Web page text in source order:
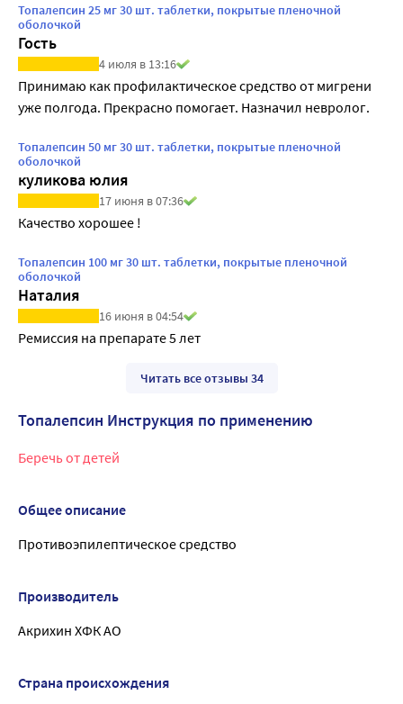
Топалепсин 25 мг 30 шт. таблетки, покрытые пленочной
оболочкой
Гость
4 июля в 13:16
Принимаю как профилактическое средство от мигрени
уже полгода. Прекрасно помогает. Назначил невролог.
Топалепсин 50 мг 30 шт. таблетки, покрытые пленочной
оболочкой
куликова юлия
17 июня в 07:36
Качество хорошее !
Топалепсин 100 мг 30 шт. таблетки, покрытые пленочной
оболочкой
Наталия
16 июня в 04:54
Ремиссия на препарате 5 лет
Читать все отзывы 34
Топалепсин Инструкция по применению
Беречь от детей
Общее описание
Противоэпилептическое средство
Производитель
Акрихин ХФК АО
Страна происхождения